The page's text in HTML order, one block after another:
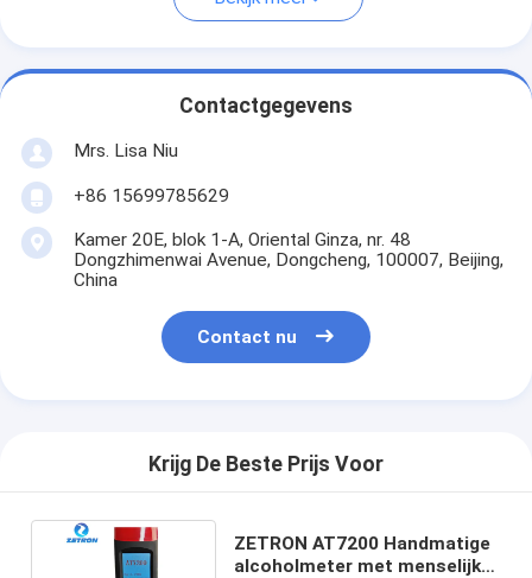
Contactgegevens
Mrs. Lisa Niu
+86 15699785629
Kamer 20E, blok 1-A, Oriental Ginza, nr. 48
Dongzhimenwai Avenue, Dongcheng, 100007, Beijing,
China
Contact nu
Krijg De Beste Prijs Voor
ZETRON AT7200 Handmatige
alcoholmeter met menselijke